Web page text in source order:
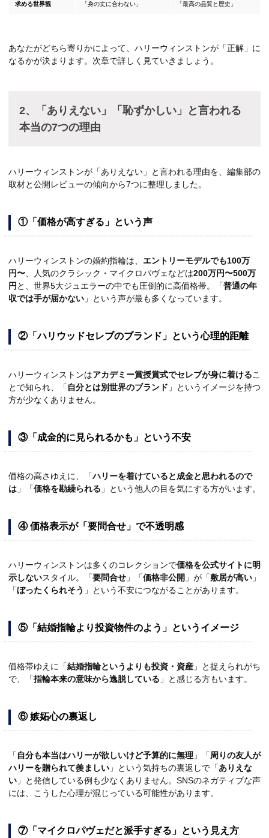
求める世界観 「身の丈に合わない」 「最高の品質と歴史」
あなたがどちら寄りかによって、ハリーウィンストンが「正解」に
なるかが決まります。次章で詳しく見ていきましょう。
2、「ありえない」「恥ずかしい」と言われる
本当の7つの理由
ハリーウィンストンが「ありえない」と言われる理由を、編集部の
取材と公開レビューの傾向から7つに整理しました。
①「価格が高すぎる」という声
ハリーウィンストンの婚約指輪は、 エントリーモデルでも100万
円〜 、人気のクラシック・マイクロパヴェなどは200万円〜500万
円 と、世界5大ジュエラーの中でも圧倒的に高価格帯。「普通の年
収では手が届かない 」という声が最も多くなっています。
②「ハリウッドセレブのブランド」という心理的距離
ハリーウィンストンはアカデミー賞授賞式でセレブが身に着けるこ
とで知られ、「 自分とは別世界のブランド 」というイメージを持つ
方が少なくありません。
③「成金的に見られるかも」という不安
価格の高さゆえに、「ハリーを着けていると成金と思われるので
は 」「価格を勘繰られる 」という他人の目を気にする方がいます。
④ 価格表示が「要問合せ」で不透明感
ハリーウィンストンは多くのコレクションで価格を公式サイトに明
示しないスタイル。「要問合せ 」「価格非公開 」が「敷居が高い 」
「ぼったくられそう 」という不安につながることがあります。
⑤「結婚指輪より投資物件のよう」というイメージ
価格帯ゆえに「結婚指輪というよりも投資・資産 」と捉えられがち
で、「指輪本来の意味から逸脱している 」と感じる方もいます。
⑥ 嫉妬心の裏返し
「 自分も本当はハリーが欲しいけど予算的に無理 」「周りの友人が
ハリーを贈られて羨ましい 」という気持ちの裏返しで「ありえな
い 」と発信している例も少なくありません。SNSのネガティブな声
には、こうした心理が混じっている可能性があります。
⑦「マイクロパヴェだと派手すぎる」という見え方